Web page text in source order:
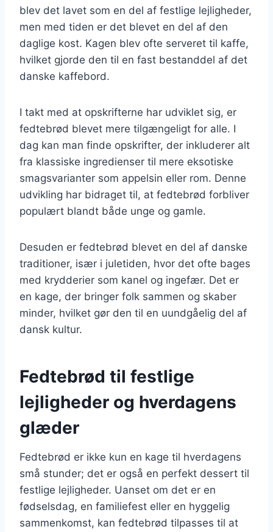
blev det lavet som en del af festlige lejligheder,
men med tiden er det blevet en del af den
daglige kost. Kagen blev ofte serveret til kaffe,
hvilket gjorde den til en fast bestanddel af det
danske kaffebord.
I takt med at opskrifterne har udviklet sig, er
fedtebrød blevet mere tilgængeligt for alle. I
dag kan man finde opskrifter, der inkluderer alt
fra klassiske ingredienser til mere eksotiske
smagsvarianter som appelsin eller rom. Denne
udvikling har bidraget til, at fedtebrød forbliver
populært blandt både unge og gamle.
Desuden er fedtebrød blevet en del af danske
traditioner, især i juletiden, hvor det ofte bages
med krydderier som kanel og ingefær. Det er
en kage, der bringer folk sammen og skaber
minder, hvilket gør den til en uundgåelig del af
dansk kultur.
Fedtebrød til festlige
lejligheder og hverdagens
glæder
Fedtebrød er ikke kun en kage til hverdagens
små stunder; det er også en perfekt dessert til
festlige lejligheder. Uanset om det er en
fødselsdag, en familiefest eller en hyggelig
sammenkomst, kan fedtebrød tilpasses til at